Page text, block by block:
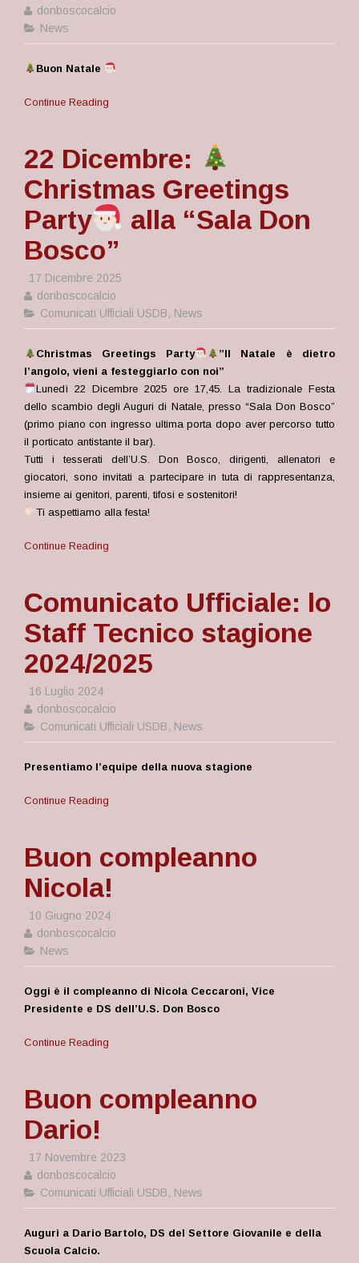
donboscocalcio
News
Buon Natale
Continue Reading
22 Dicembre:
Christmas Greetings
Party
alla “Sala Don
Bosco”
17 Dicembre 2025
donboscocalcio
Comunicati Ufficiali USDB, News
Christmas Greetings Party
”Il Natale è dietro
l’angolo, vieni a festeggiarlo con noi”
Lunedì 22 Dicembre 2025 ore 17,45. La tradizionale Festa
dello scambio degli Auguri di Natale, presso “Sala Don Bosco”
(primo piano con ingresso ultima porta dopo aver percorso tutto
il porticato antistante il bar).
Tutti i tesserati dell’U.S. Don Bosco, dirigenti, allenatori e
giocatori, sono invitati a partecipare in tuta di rappresentanza,
insieme ai genitori, parenti, tifosi e sostenitori!
Ti aspettiamo alla festa!
Continue Reading
Comunicato Ufficiale: lo
Staff Tecnico stagione
2024/2025
16 Luglio 2024
donboscocalcio
Comunicati Ufficiali USDB, News
Presentiamo l’equipe della nuova stagione
Continue Reading
Buon compleanno
Nicola!
10 Giugno 2024
donboscocalcio
News
Oggi è il compleanno di Nicola Ceccaroni, Vice
Presidente e DS dell’U.S. Don Bosco
Continue Reading
Buon compleanno
Dario!
17 Novembre 2023
donboscocalcio
Comunicati Ufficiali USDB, News
Auguri a Dario Bartolo, DS del Settore Giovanile e della
Scuola Calcio.